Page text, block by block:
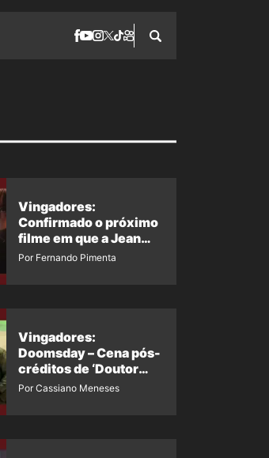
Vingadores:
Confirmado o próximo
filme em que a Jean
Grey irá aparecer
Por Fernando Pimenta
Vingadores:
Doomsday – Cena pós-
créditos de ‘Doutor
Destino’ é revelada
Por Cassiano Meneses